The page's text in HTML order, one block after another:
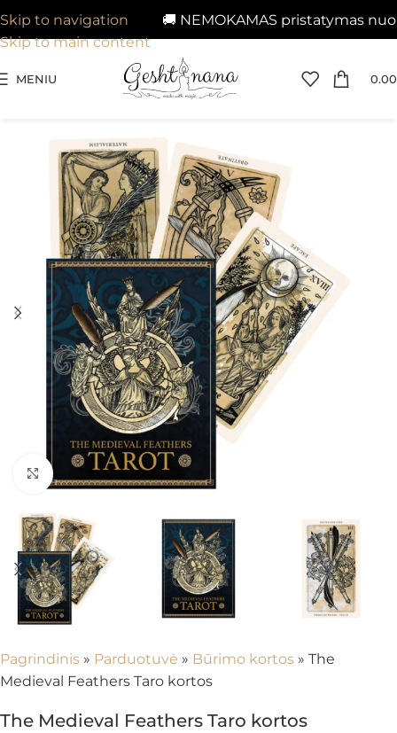
🚚 NEMOKAMAS pristatymas nuo
Skip to navigation
Skip to main content
MENIU 0.00
Spustelėkite, kad padidintumėte
Pagrindinis » Parduotuvė » Būrimo kortos » The
Medieval Feathers Taro kortos
The Medieval Feathers Taro kortos